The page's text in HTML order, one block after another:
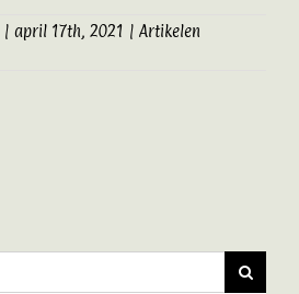
| april 17th, 2021 | Artikelen